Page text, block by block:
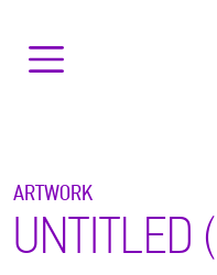
ARTWORK
UNTITLED